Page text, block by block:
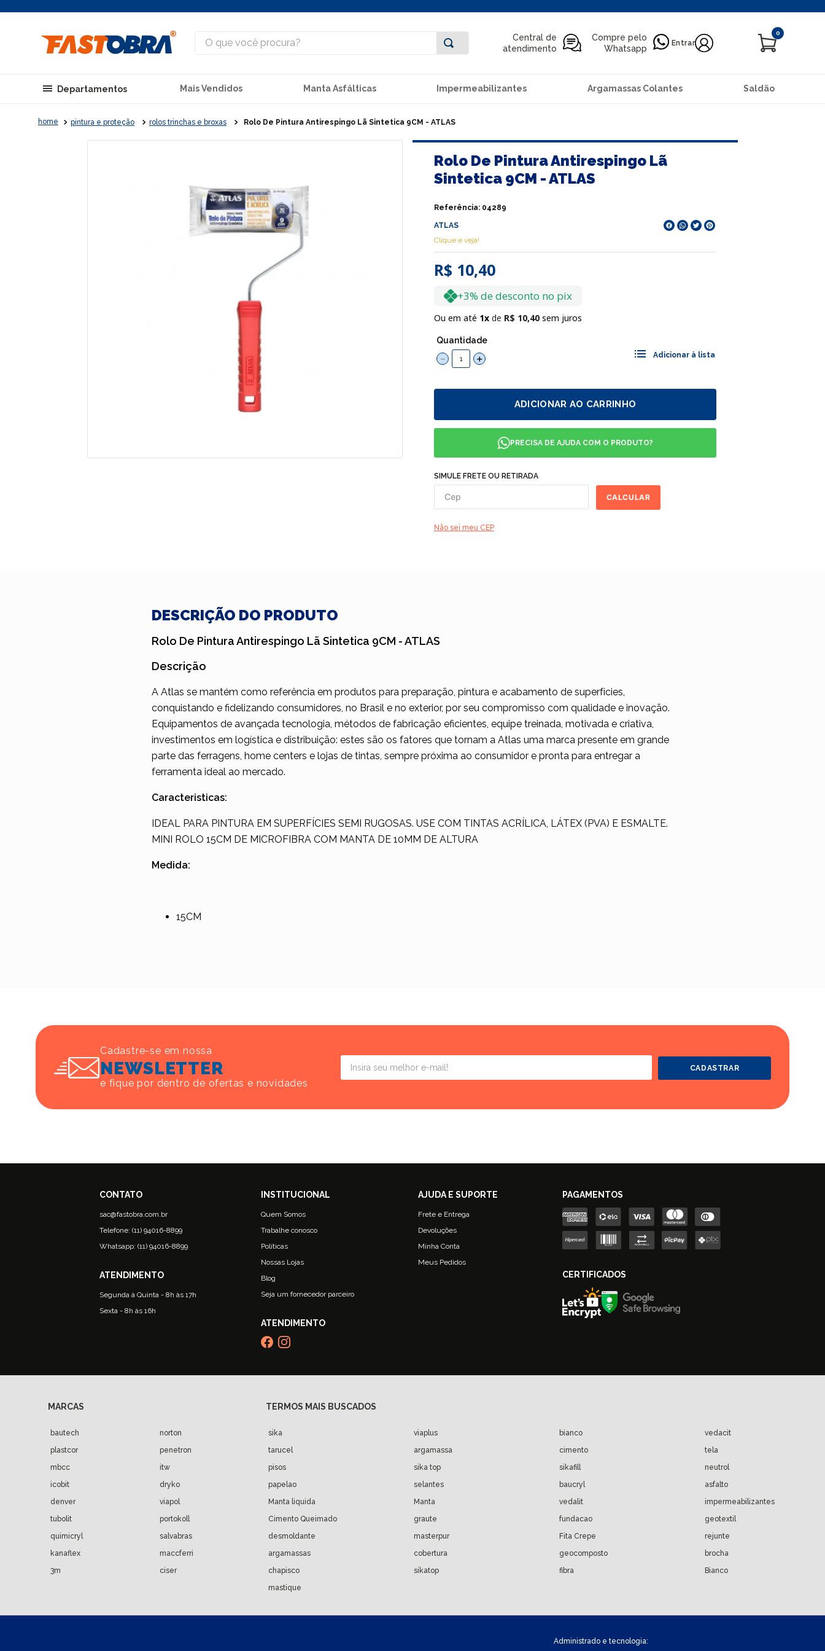
O que você procura?
Central de
atendimento
Compre pelo
Whatsapp
Entrar
0
Departamentos Mais Vendidos Manta Asfálticas Impermeabilizantes Argamassas Colantes Saldão
pintura e proteção rolos trinchas e broxas Rolo De Pintura Antirespingo Lã Sintetica 9CM - ATLAS
Rolo De Pintura Antirespingo Lã
Sintetica 9CM - ATLAS
Referência: 04289
ATLAS
Clique e veja!
R$ 10,40
+3% de desconto no pix
Ou em até 1 R$ 10,40 sem juros
Quantidade
＋
－
ADICIONAR AO CARRINHO
PRECISA DE AJUDA COM O PRODUTO?
SIMULE FRETE OU RETIRADA
CALCULAR
Não sei meu CEP
DESCRIÇÃO DO PRODUTO
Rolo De Pintura Antirespingo Lã Sintetica 9CM - ATLAS
Descrição
A Atlas se mantém como referência em produtos para preparação, pintura e acabamento de superfícies,
conquistando e fidelizando consumidores, no Brasil e no exterior, por seu compromisso com qualidade e inovação.
Equipamentos de avançada tecnologia, métodos de fabricação eficientes, equipe treinada, motivada e criativa,
investimentos em logística e distribuição: estes são os fatores que tornam a Atlas uma marca presente em grande
parte das ferragens, home centers e lojas de tintas, sempre próxima ao consumidor e pronta para entregar a
ferramenta ideal ao mercado.
Caracteristicas:
IDEAL PARA PINTURA EM SUPERFÍCIES SEMI RUGOSAS. USE COM TINTAS ACRÍLICA, LÁTEX (PVA) E ESMALTE.
MINI ROLO 15CM DE MICROFIBRA COM MANTA DE 10MM DE ALTURA
Medida:
15CM
Cadastre-se em nossa
NEWSLETTER
e fique por dentro de ofertas e novidades
CADASTRAR
sac@fastobra.com.br
Telefone: (11) 94016-8899
Whatsapp: (11) 94016-8899
Segunda à Quinta - 8h às 17h
Sexta - 8h às 16h
Quem Somos
Trabalhe conosco
Políticas
Nossas Lojas
Blog
Seja um fornecedor parceiro
Frete e Entrega
Devoluções
Minha Conta
Meus Pedidos
bautech
norton
plastcor
penetron
mbcc
itw
icobit
dryko
denver
viapol
tubolit
portokoll
quimicryl
salvabras
kanaflex
maccferri
3m
ciser
sika viaplus bianco
vedacit
tarucel
argamassa cimento
tela
pisos
sika top sikafill
neutrol
papelao
selantes baucryl
asfalto
Manta liquida
Manta vedalit
impermeabilizantes
Cimento Queimado
graute fundacao
geotextil
desmoldante
masterpur Fita Crepe
rejunte
argamassas
cobertura geocomposto
brocha
chapisco
sikatop fibra
Bianco
mastique